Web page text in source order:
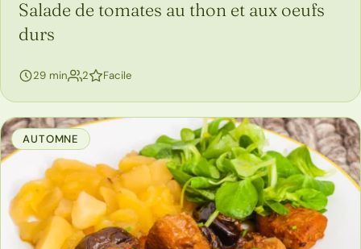
Salade de tomates au thon et aux oeufs
durs
29 min 2personnes
Facile
AUTOMNE